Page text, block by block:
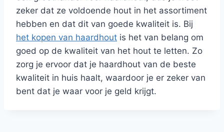
zeker dat ze voldoende hout in het assortiment
hebben en dat dit van goede kwaliteit is. Bij
het kopen van haardhout is het van belang om
goed op de kwaliteit van het hout te letten. Zo
zorg je ervoor dat je haardhout van de beste
kwaliteit in huis haalt, waardoor je er zeker van
bent dat je waar voor je geld krijgt.